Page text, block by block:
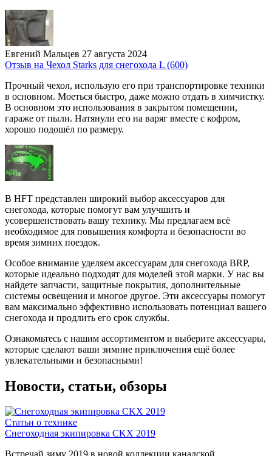
Евгений Мальцев 27 августа 2024
Отзыв на Чехол Starks для снегохода L (600)
Прочный чехол, использую его при транспортировке техники
в основном. Моеться быстро, даже можно отдать в химчистку.
В основном это использования в закрытом помещении,
гараже от пыли. Натянули его на варяг вместе с кофром,
хорошо подошёл по размеру.
В HFT представлен широкий выбор аксессуаров для
снегохода, которые помогут вам улучшить и
усовершенствовать вашу технику. Мы предлагаем всё
необходимое для повышения комфорта и безопасности во
время зимних поездок.
Особое внимание уделяем аксессуарам для снегохода BRP,
которые идеально подходят для моделей этой марки. У нас вы
найдете запчасти, защитные покрытия, дополнительные
системы освещения и многое другое. Эти аксессуары помогут
вам максимально эффективно использовать потенциал вашего
снегохода и продлить его срок службы.
Ознакомьтесь с нашим ассортиментом и выберите аксессуары,
которые сделают ваши зимние приключения ещё более
увлекательными и безопасными!
Новости, статьи, обзоры
Статьи о технике
Снегоходная экипировка CKX 2019